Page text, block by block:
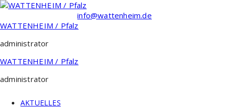
Zum
springen
info@wattenheim.de
WATTENHEIM / Pfalz
administrator
WATTENHEIM / Pfalz
administrator
AKTUELLES